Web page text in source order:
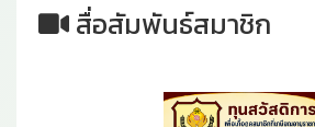
สื่อสัมพันธ์สมาชิก